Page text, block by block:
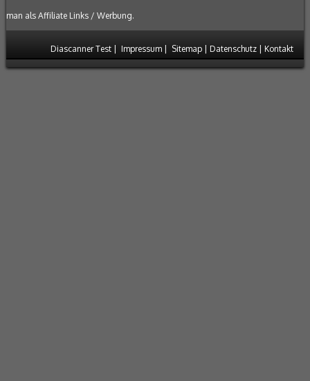
man als Affiliate Links / Werbung.
Diascanner Test | Impressum | Sitemap | Datenschutz | Kontakt